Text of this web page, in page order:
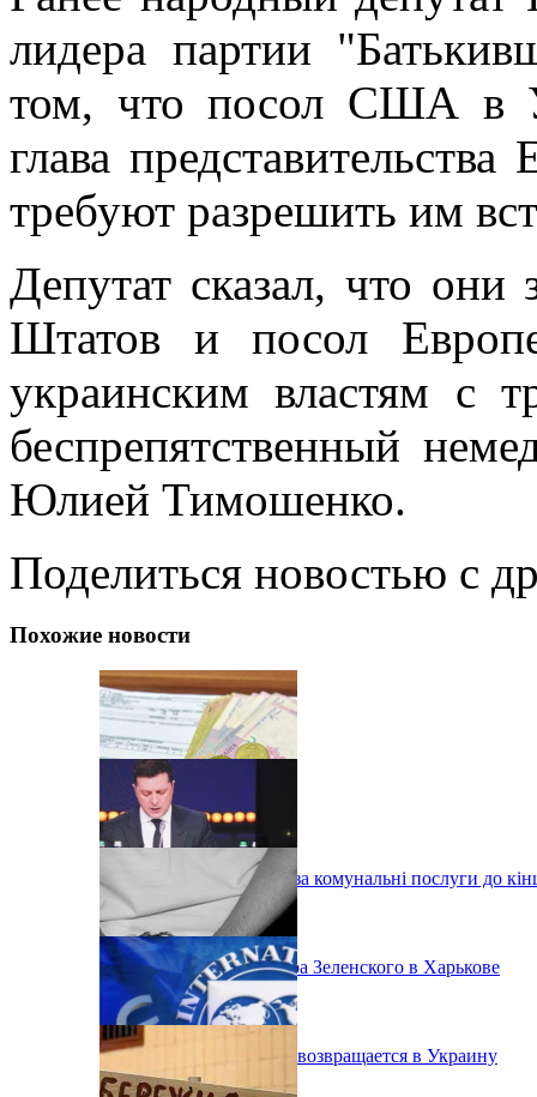
лидера партии
том, что посол США в
глава
требуют разрешить им
Депутат сказал, что
Штатов и посол
украинским властям с
беспрепятственный
Юлией Тимошенко.
Поделиться новостью с
Похожие новости
Харків скасовую плату за комунальні послуги до
Итоги визита Владимира Зеленского в Харькове
Экс-депутат Онищенко возвращается в Украину